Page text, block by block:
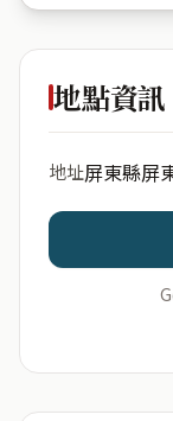
日期
地點資訊
地址屏東縣屏